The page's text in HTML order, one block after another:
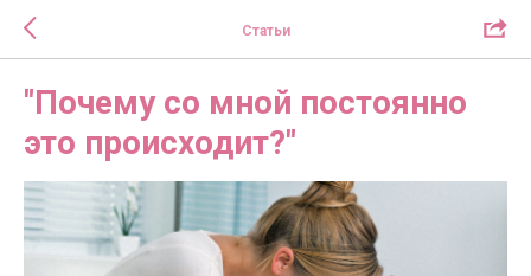
Статьи
"Почему со мной постоянно
это происходит?"